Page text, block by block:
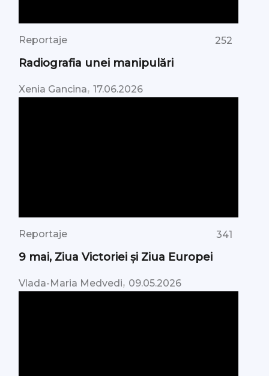
Reportaje 252
Radiografia unei manipulări
Xenia Gancina,17.06.2026
Reportaje 341
9 mai, Ziua Victoriei şi Ziua Europei
Vlada-Maria Medvedi, 09.05.2026